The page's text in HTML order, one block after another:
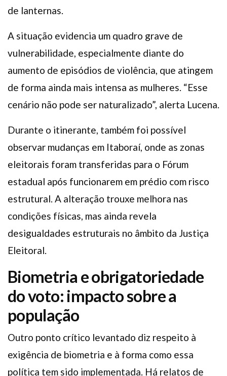
de lanternas.
A situação evidencia um quadro grave de
vulnerabilidade, especialmente diante do
aumento de episódios de violência, que atingem
de forma ainda mais intensa as mulheres. “Esse
cenário não pode ser naturalizado”, alerta Lucena.
Durante o itinerante, também foi possível
observar mudanças em Itaboraí, onde as zonas
eleitorais foram transferidas para o Fórum
estadual após funcionarem em prédio com risco
estrutural. A alteração trouxe melhora nas
condições físicas, mas ainda revela
desigualdades estruturais no âmbito da Justiça
Eleitoral.
Biometria e obrigatoriedade
do voto: impacto sobre a
população
Outro ponto crítico levantado diz respeito à
exigência de biometria e à forma como essa
política tem sido implementada. Há relatos de